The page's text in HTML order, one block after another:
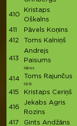
410
Kristaps
Oškalns
411 Pāvels Koņins
412
Toms Kalniņš
413
Andrejs
Paisums
Sēnes
414 Toms Rajunčus
SEB
415 Kristaps Ceriņš
416
Jekabs Agris
Rozins
417 Gints Andžāns